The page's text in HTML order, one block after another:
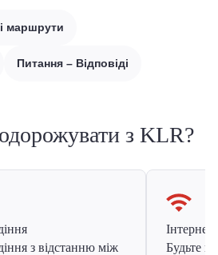
маршрути
Питання – Відповіді
з KLR?
з відстанню між
Інтернет
Будьте